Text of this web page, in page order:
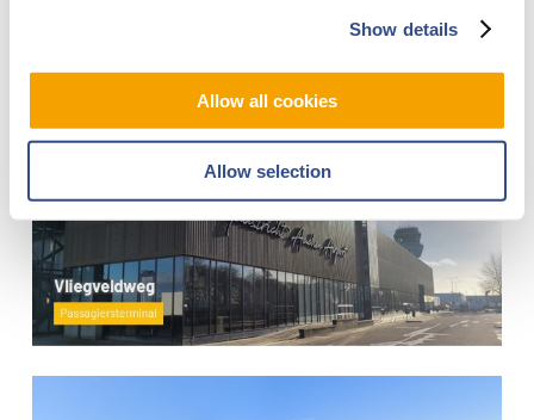
Show details
Allow all cookies
Allow selection